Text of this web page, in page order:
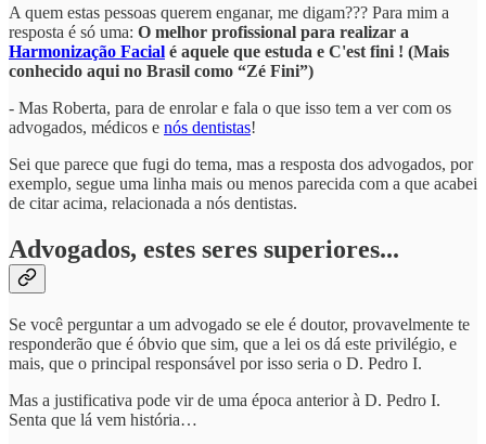
A quem estas pessoas querem enganar, me digam??? Para mim a
resposta é só uma: O melhor profissional para realizar a
Harmonização Facial é aquele que estuda e C'est fini ! (Mais
conhecido aqui no Brasil como “Zé Fini”)
- Mas Roberta, para de enrolar e fala o que isso tem a ver com os
advogados, médicos e nós dentistas!
Sei que parece que fugi do tema, mas a resposta dos advogados, por
exemplo, segue uma linha mais ou menos parecida com a que acabei
de citar acima, relacionada a nós dentistas.
Advogados, estes seres superiores...
Se você perguntar a um advogado se ele é doutor, provavelmente te
responderão que é óbvio que sim, que a lei os dá este privilégio, e
mais, que o principal responsável por isso seria o D. Pedro I.
Mas a justificativa pode vir de uma época anterior à D. Pedro I.
Senta que lá vem história…